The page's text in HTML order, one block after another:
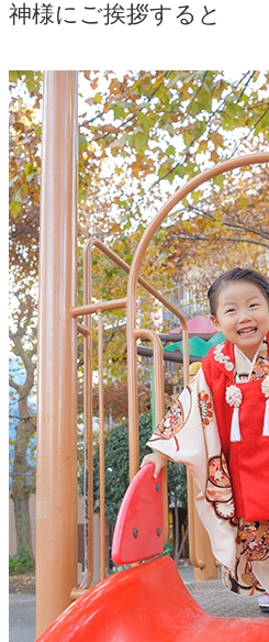
神様にご挨拶すると